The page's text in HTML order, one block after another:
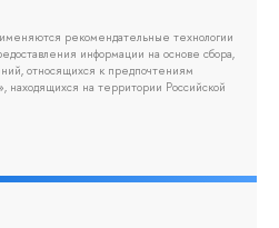
рекомендательные технологии
информации на основе сбора,
относящихся к предпочтениям
находящихся на территории Российской